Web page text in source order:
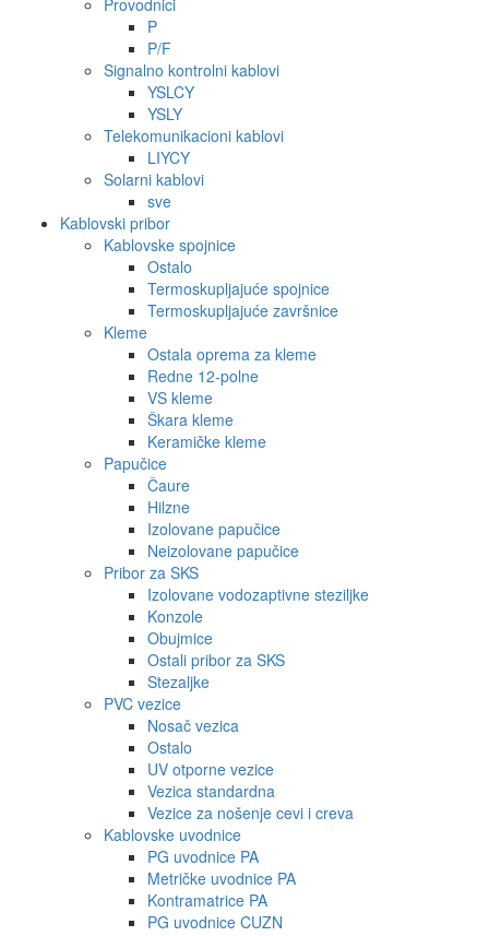
Provodnici
P
P/F
Signalno kontrolni kablovi
YSLCY
YSLY
Telekomunikacioni kablovi
LIYCY
Solarni kablovi
sve
Kablovski pribor
Kablovske spojnice
Ostalo
Termoskupljajuće spojnice
Termoskupljajuće završnice
Kleme
Ostala oprema za kleme
Redne 12-polne
VS kleme
Škara kleme
Keramičke kleme
Papučice
Čaure
Hilzne
Izolovane papučice
Neizolovane papučice
Pribor za SKS
Izolovane vodozaptivne steziljke
Konzole
Obujmice
Ostali pribor za SKS
Stezaljke
PVC vezice
Nosač vezica
Ostalo
UV otporne vezice
Vezica standardna
Vezice za nošenje cevi i creva
Kablovske uvodnice
PG uvodnice PA
Metričke uvodnice PA
Kontramatrice PA
PG uvodnice CUZN